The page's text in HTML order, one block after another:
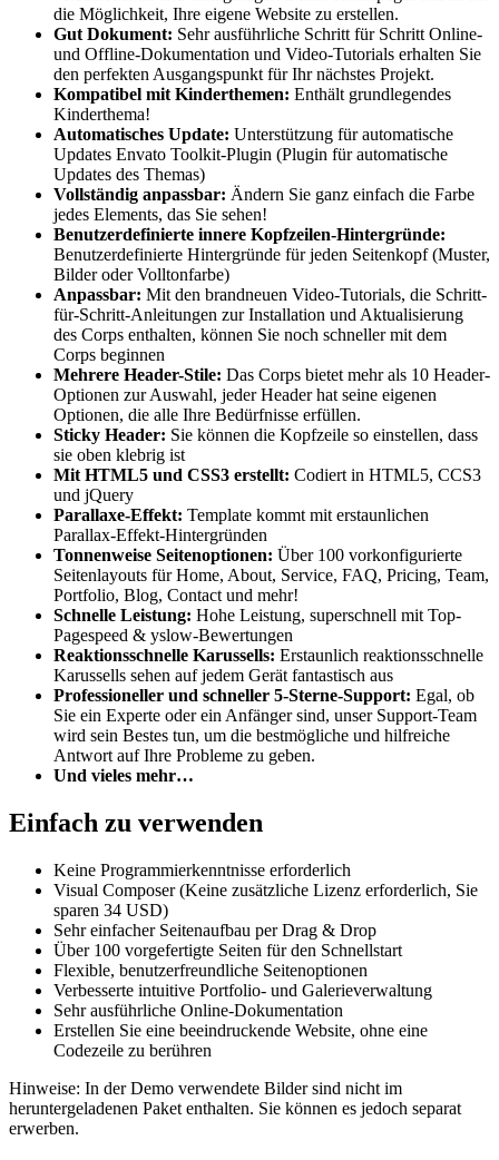
die Möglichkeit, Ihre eigene Website zu erstellen.
Gut Dokument: Sehr ausführliche Schritt für Schritt Online-
und Offline-Dokumentation und Video-Tutorials erhalten Sie
den perfekten Ausgangspunkt für Ihr nächstes Projekt.
Kompatibel mit Kinderthemen: Enthält grundlegendes
Kinderthema!
Automatisches Update: Unterstützung für automatische
Updates Envato Toolkit-Plugin (Plugin für automatische
Updates des Themas)
Vollständig anpassbar: Ändern Sie ganz einfach die Farbe
jedes Elements, das Sie sehen!
Benutzerdefinierte innere Kopfzeilen-Hintergründe:
Benutzerdefinierte Hintergründe für jeden Seitenkopf (Muster,
Bilder oder Volltonfarbe)
Anpassbar: Mit den brandneuen Video-Tutorials, die Schritt-
für-Schritt-Anleitungen zur Installation und Aktualisierung
des Corps enthalten, können Sie noch schneller mit dem
Corps beginnen
Mehrere Header-Stile: Das Corps bietet mehr als 10 Header-
Optionen zur Auswahl, jeder Header hat seine eigenen
Optionen, die alle Ihre Bedürfnisse erfüllen.
Sticky Header: Sie können die Kopfzeile so einstellen, dass
sie oben klebrig ist
Mit HTML5 und CSS3 erstellt: Codiert in HTML5, CCS3
und jQuery
Parallaxe-Effekt: Template kommt mit erstaunlichen
Parallax-Effekt-Hintergründen
Tonnenweise Seitenoptionen: Über 100 vorkonfigurierte
Seitenlayouts für Home, About, Service, FAQ, Pricing, Team,
Portfolio, Blog, Contact und mehr!
Schnelle Leistung: Hohe Leistung, superschnell mit Top-
Pagespeed & yslow-Bewertungen
Reaktionsschnelle Karussells: Erstaunlich reaktionsschnelle
Karussells sehen auf jedem Gerät fantastisch aus
Professioneller und schneller 5-Sterne-Support: Egal, ob
Sie ein Experte oder ein Anfänger sind, unser Support-Team
wird sein Bestes tun, um die bestmögliche und hilfreiche
Antwort auf Ihre Probleme zu geben.
Und vieles mehr…
Einfach zu verwenden
Keine Programmierkenntnisse erforderlich
Visual Composer (Keine zusätzliche Lizenz erforderlich, Sie
sparen 34 USD)
Sehr einfacher Seitenaufbau per Drag & Drop
Über 100 vorgefertigte Seiten für den Schnellstart
Flexible, benutzerfreundliche Seitenoptionen
Verbesserte intuitive Portfolio- und Galerieverwaltung
Sehr ausführliche Online-Dokumentation
Erstellen Sie eine beeindruckende Website, ohne eine
Codezeile zu berühren
Hinweise: In der Demo verwendete Bilder sind nicht im
heruntergeladenen Paket enthalten. Sie können es jedoch separat
erwerben.